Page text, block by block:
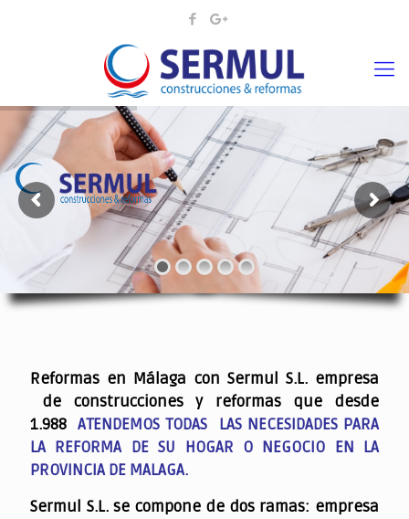
¡¡DAMOS VIDA A SUS
Reformas en Málaga con Sermul S.L. empresa
de construcciones y reformas que desde
1.988ATENDEMOS TODAS LAS NECESIDADES PARA
LA REFORMA DE SU HOGAR O NEGOCIO EN LA
PROVINCIA DE MALAGA.
Sermul S.L. se compone de dos ramas: empresa